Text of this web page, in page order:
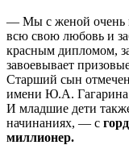
— Мы с женой очень
всю свою любовь и
красным дипломом,
завоевывает
Старший сын
имени Ю.А. Гагарина
И младшие дети
начинаниях, — с
миллионер.